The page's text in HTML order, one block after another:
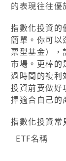
的表現往往優
指數化投資的
簡單。你可以
票型基金），
市場。更棒的
過時間的複利
投資前要做好
擇適合自己的
指數化投資常
ETF名稱